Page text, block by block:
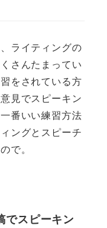
ライティングの
さんたまってい
をされている方
見でスピーキン
番いい練習方法
ングとスピーチ
で。
でスピーキン